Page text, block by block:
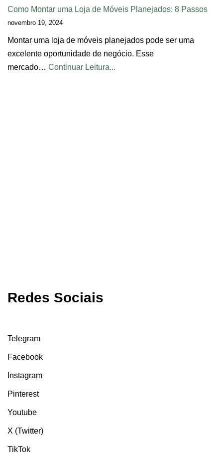
Como Montar uma Loja de Móveis Planejados: 8 Passos
novembro 19, 2024
Montar uma loja de móveis planejados pode ser uma
excelente oportunidade de negócio. Esse
mercado… Continuar Leitura...
Redes Sociais
Telegram
Facebook
Instagram
Pinterest
Youtube
X (Twitter)
TikTok